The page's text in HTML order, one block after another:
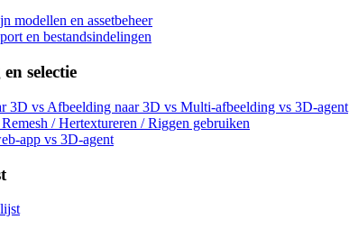
modellen en assetbeheer
en bestandsindelingen
selectie
3D vs Afbeelding naar 3D vs Multi-afbeelding vs 3D-agent
/ Hertextureren / Riggen gebruiken
app vs 3D-agent